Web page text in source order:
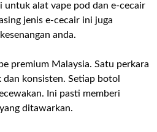
untuk alat vape pod dan e-cecair
jenis e-cecair ini juga
anda.
premium Malaysia. Satu perkara
konsisten. Setiap botol
Ini pasti memberi
ditawarkan.